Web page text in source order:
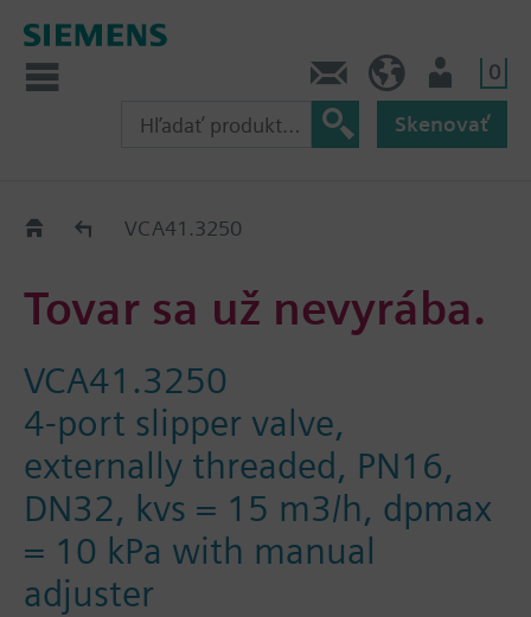
0
Skenovať
Old2NewVCA41.3250
Tovar sa už nevyrába.
VCA41.3250
4-port slipper valve,
externally threaded, PN16,
DN32, kvs = 15 m3/h, dpmax
= 10 kPa with manual
adjuster